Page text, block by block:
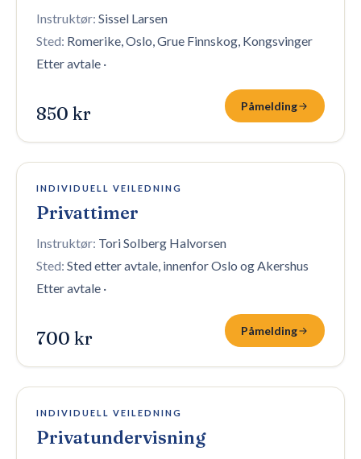
Instruktør: Sissel Larsen
Sted: Romerike, Oslo, Grue Finnskog, Kongsvinger
Etter avtale ·
850 kr Påmelding
Åpen påmelding
INDIVIDUELL VEILEDNING
Privattimer
Instruktør: Tori Solberg Halvorsen
Sted: Sted etter avtale, innenfor Oslo og Akershus
Etter avtale ·
700 kr Påmelding
10 plasser igjen
INDIVIDUELL VEILEDNING
Privatundervisning